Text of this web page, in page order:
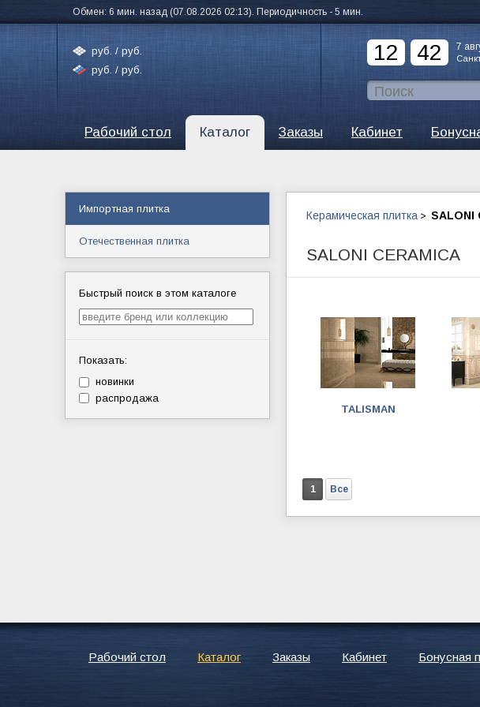
Обмен: 6 мин. назад (07.08.2026 02:13). Периодичность - 5 мин.
руб. / руб.
руб. / руб.
12 42 7
Рабочий стол Каталог Заказы Кабинет
Керамическая плитка > SALONI
SALONI CERAMICA
TALISMAN
1 Все
Импортная плитка
Отечественная плитка
Быстрый поиск в этом каталоге
Показать:
новинки
распродажа
Рабочий стол Каталог Заказы Кабинет Бонусная